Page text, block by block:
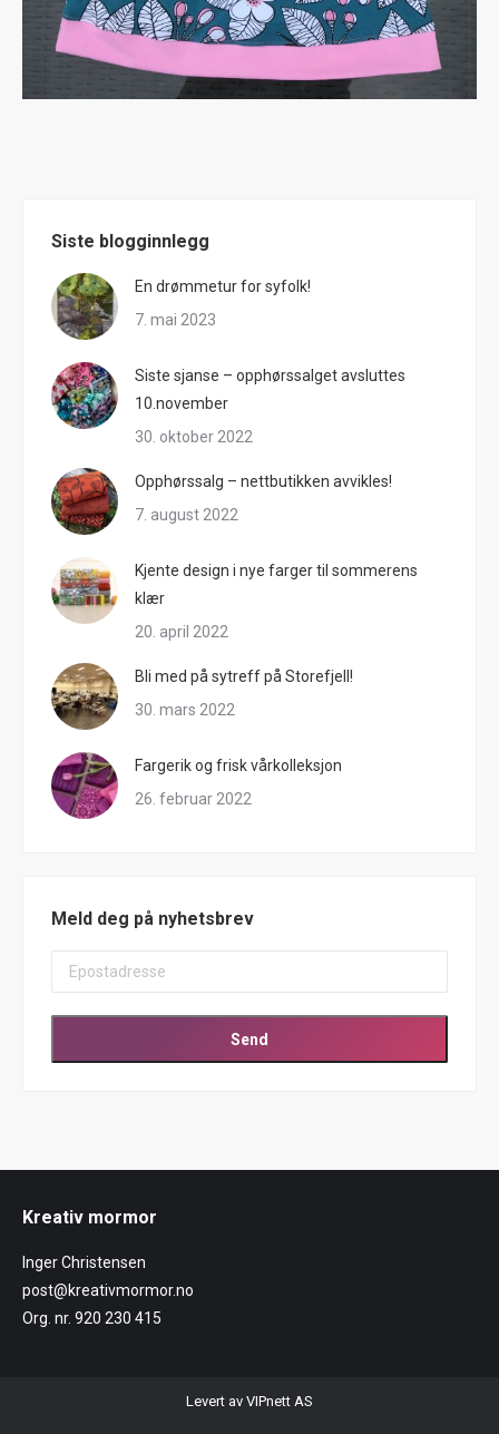
Siste blogginnlegg
En drømmetur for syfolk!
7. mai 2023
Siste sjanse – opphørssalget avsluttes
10.november
30. oktober 2022
Opphørssalg – nettbutikken avvikles!
7. august 2022
Kjente design i nye farger til sommerens
klær
20. april 2022
Bli med på sytreff på Storefjell!
30. mars 2022
Fargerik og frisk vårkolleksjon
26. februar 2022
Meld deg på nyhetsbrev
Kreativ mormor
Inger Christensen
post@kreativmormor.no
Org. nr. 920 230 415
Levert av VIPnett AS